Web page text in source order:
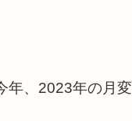
年、2023年の月